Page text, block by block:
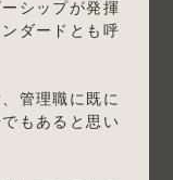
シップが発揮
ダードとも呼
管理職に既に
もあると思い